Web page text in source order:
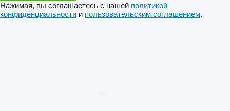
Нажимая, вы соглашаетесь с нашей политикой
конфиденциальности и пользовательским соглашением.